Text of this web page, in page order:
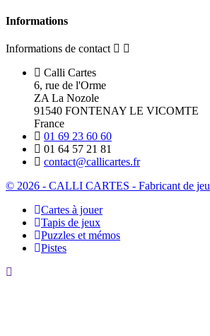
Informations
Informations de contact
Calli Cartes
6, rue de l'Orme
ZA La Nozole
91540 FONTENAY LE VICOMTE
France
01 69 23 60 60
01 64 57 21 81
contact@callicartes.fr
© 2026 - CALLI CARTES - Fabricant de
Cartes à jouer
Tapis de jeux
Puzzles et mémos
Pistes